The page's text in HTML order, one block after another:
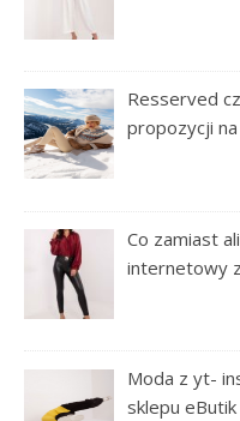
Resserved
propozycji
Co zamiast
internetowy
Moda z yt-
sklepu eButik